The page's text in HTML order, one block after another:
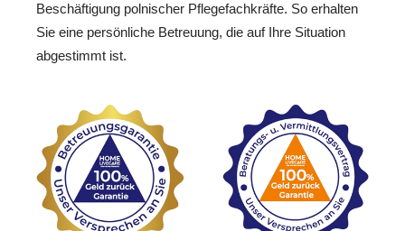
Beschäftigung polnischer Pflegefachkräfte. So erhalten
Sie eine persönliche Betreuung, die auf Ihre Situation
abgestimmt ist.